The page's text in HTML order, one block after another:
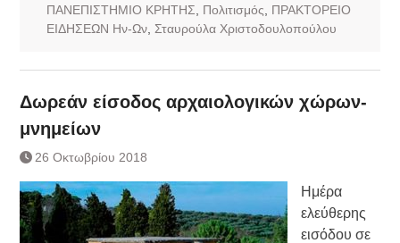
ΠΑΝΕΠΙΣΤΗΜΙΟ ΚΡΗΤΗΣ
Πολιτισμός
ΠΡΑΚΤΟΡΕΙΟ
ΕΙΔΗΣΕΩΝ Ην-Ων, Σταυρούλα Χριστοδουλοπούλου
Δωρεάν είσοδος αρχαιολογικών χώρων-
μνημείων
26 Οκτωβρίου 2018
Ημέρα
ελεύθερης
εισόδου σε